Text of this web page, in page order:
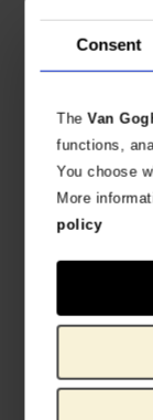
Consent
TheVan
functions,
You choose
More
policy
SPECIALE
€